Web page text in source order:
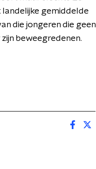
gemiddelde
die jongeren die geen
beweegredenen.